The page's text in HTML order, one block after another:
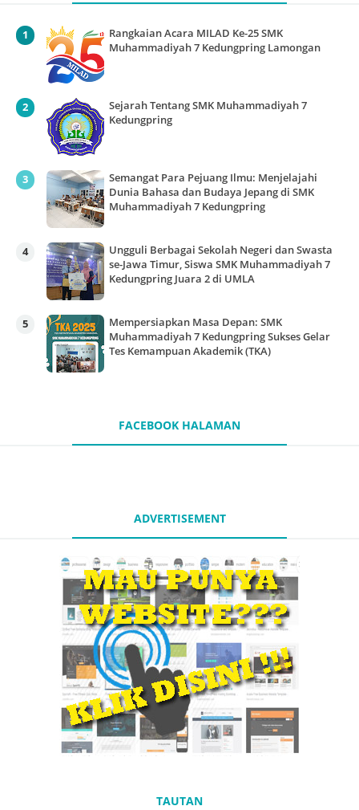
Rangkaian Acara MILAD Ke-25 SMK
Muhammadiyah 7 Kedungpring Lamongan
Sejarah Tentang SMK Muhammadiyah 7
Kedungpring
Semangat Para Pejuang Ilmu: Menjelajahi
Dunia Bahasa dan Budaya Jepang di SMK
Muhammadiyah 7 Kedungpring
Ungguli Berbagai Sekolah Negeri dan Swasta
se-Jawa Timur, Siswa SMK Muhammadiyah 7
Kedungpring Juara 2 di UMLA
Mempersiapkan Masa Depan: SMK
Muhammadiyah 7 Kedungpring Sukses Gelar
Tes Kemampuan Akademik (TKA)
FACEBOOK HALAMAN
ADVERTISEMENT
TAUTAN